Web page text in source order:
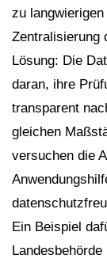
zu
Zentralisierung
Lösung: Die
daran, ihre
transparent
gleichen
versuchen die
Ein Beispiel